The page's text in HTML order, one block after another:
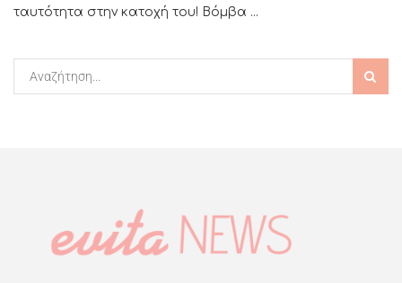
ταυτότητα στην κατοχή του! Βόμβα ...